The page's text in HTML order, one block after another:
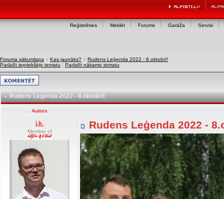
Reģistrēties Meklēt Forums Garāža Servisi
Foruma sākumlapa » Kas jaunāks? » Rudens Leģenda 2022 - 8.oktobrī!
Parādīt iepriekšējo tematu | Parādīt nākamo tematu
Rudens Leģenda 2022 - 8.oktobrī!
Autors
j.k.
Member of
Rudens Leģenda 2022 -